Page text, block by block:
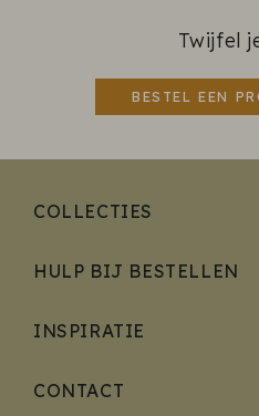
Twijfel
BESTEL EEN
COLLECTIES
HULP BIJ BESTELLEN
INSPIRATIE
CONTACT